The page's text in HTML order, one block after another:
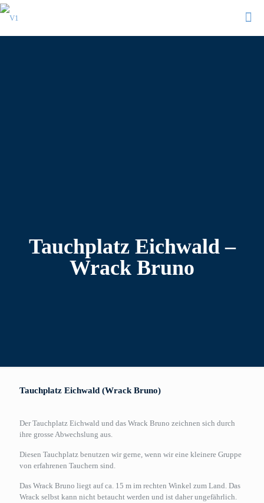
Tauchplatz Eichwald –
Wrack Bruno
Tauchplatz Eichwald (Wrack Bruno)
Der Tauchplatz Eichwald und das Wrack Bruno zeichnen sich durch
ihre grosse Abwechslung aus.
Diesen Tauchplatz benutzen wir gerne, wenn wir eine kleinere Gruppe
von erfahrenen Tauchern sind.
Das Wrack Bruno liegt auf ca. 15 m im rechten Winkel zum Land. Das
Wrack selbst kann nicht betaucht werden und ist daher ungefährlich.